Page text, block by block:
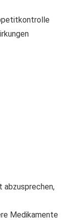
abzusprechen,
Medikamente